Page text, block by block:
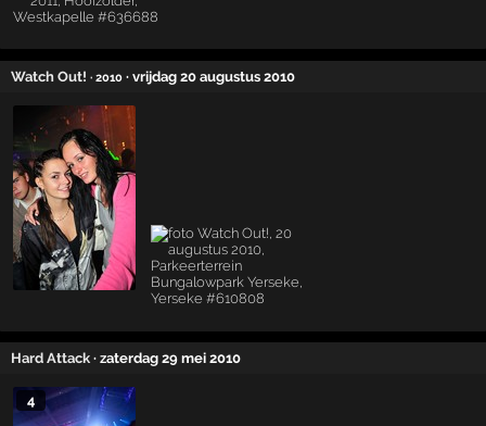
Watch Out! · 2010 · vrijdag 20 augustus 2010
Hard Attack · zaterdag 29 mei 2010
4